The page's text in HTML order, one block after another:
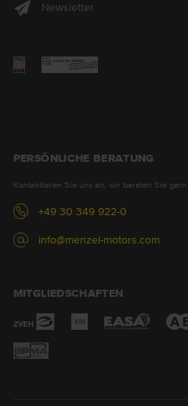
Newsletter
PERSÖNLICHE BERATUNG
Kontaktieren Sie uns an, wir beraten Sie gern.
+49 30 349 922-0
info@menzel-motors.com
MITGLIEDSCHAFTEN